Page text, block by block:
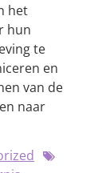
het
hun
te
en
van de
naar